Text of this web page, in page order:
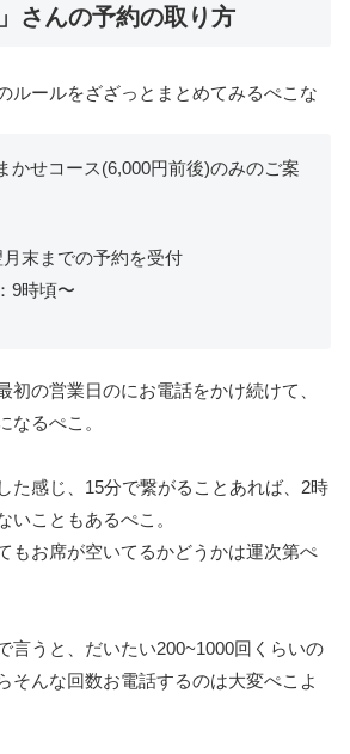
さんの予約の取り方
ルールをざざっとまとめてみるぺこな
かせコース(6,000円前後)のみのご案
月末までの予約を受付
9時頃〜
初の営業日のにお電話をかけ続けて、
なるぺこ。
た感じ、15分で繋がることあれば、2時
いこともあるぺこ。
もお席が空いてるかどうかは運次第ぺ
言うと、だいたい200~1000回くらいの
そんな回数お電話するのは大変ぺこよ